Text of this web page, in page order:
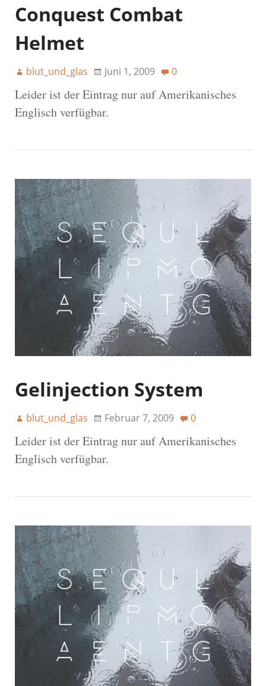
Conquest Combat
Helmet
blut_und_glas Juni 1, 2009 0
Leider ist der Eintrag nur auf Amerikanisches
Englisch verfügbar.
Gelinjection System
blut_und_glas Februar 7, 2009 0
Leider ist der Eintrag nur auf Amerikanisches
Englisch verfügbar.